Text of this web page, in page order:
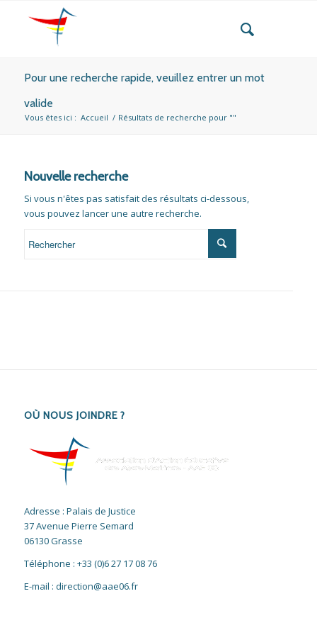
Pour une recherche rapide, veuillez entrer un mot
valide
Vous êtes ici : Accueil / Résultats de recherche pour ""
Nouvelle recherche
Si vous n'êtes pas satisfait des résultats ci-dessous,
vous pouvez lancer une autre recherche.
OÙ NOUS JOINDRE ?
Adresse : Palais de Justice
37 Avenue Pierre Semard
06130 Grasse
Téléphone : +33 (0)6 27 17 08 76
E-mail : direction@aae06.fr